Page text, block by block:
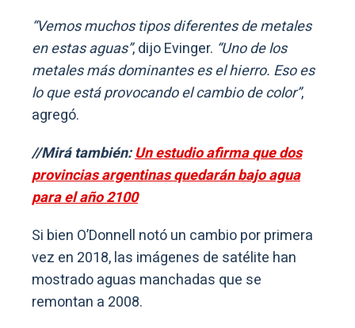
“Vemos muchos tipos diferentes de metales
en estas aguas”, dijo Evinger. “Uno de los
metales más dominantes es el hierro. Eso es
lo que está provocando el cambio de color”,
agregó.
//Mirá también:Un estudio afirma que dos
provincias argentinas quedarán bajo agua
para el año 2100
Si bien O’Donnell notó un cambio por primera
vez en 2018, las imágenes de satélite han
mostrado aguas manchadas que se
remontan a 2008.